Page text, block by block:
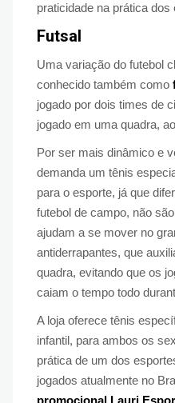
praticidade na prática dos
Futsal
Uma variação do futebol
conhecido também como
jogado por dois times de
jogado em uma quadra,
Por ser mais dinâmico e
demanda um tênis
para o esporte, já que
futebol de campo, não
ajudam a se mover no
antiderrapantes, que
quadra, evitando que os
caiam o tempo todo
A loja oferece tênis
infantil, para ambos os
prática de um dos
jogados atualmente no
promocional Lauri